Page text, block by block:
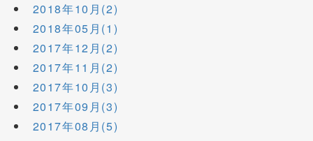
2018年10月(2)
2018年05月(1)
2017年12月(2)
2017年11月(2)
2017年10月(3)
2017年09月(3)
2017年08月(5)